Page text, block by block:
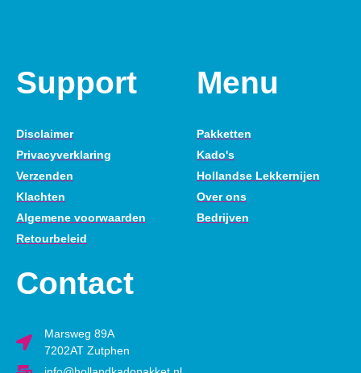
Support
Disclaimer
Privacyverklaring
Verzenden
Klachten
Algemene voorwaarden
Retourbeleid
Menu
Pakketten
Kado's
Hollandse Lekkernijen
Over ons
Bedrijven
Contact
Marsweg 89A
7202AT Zutphen